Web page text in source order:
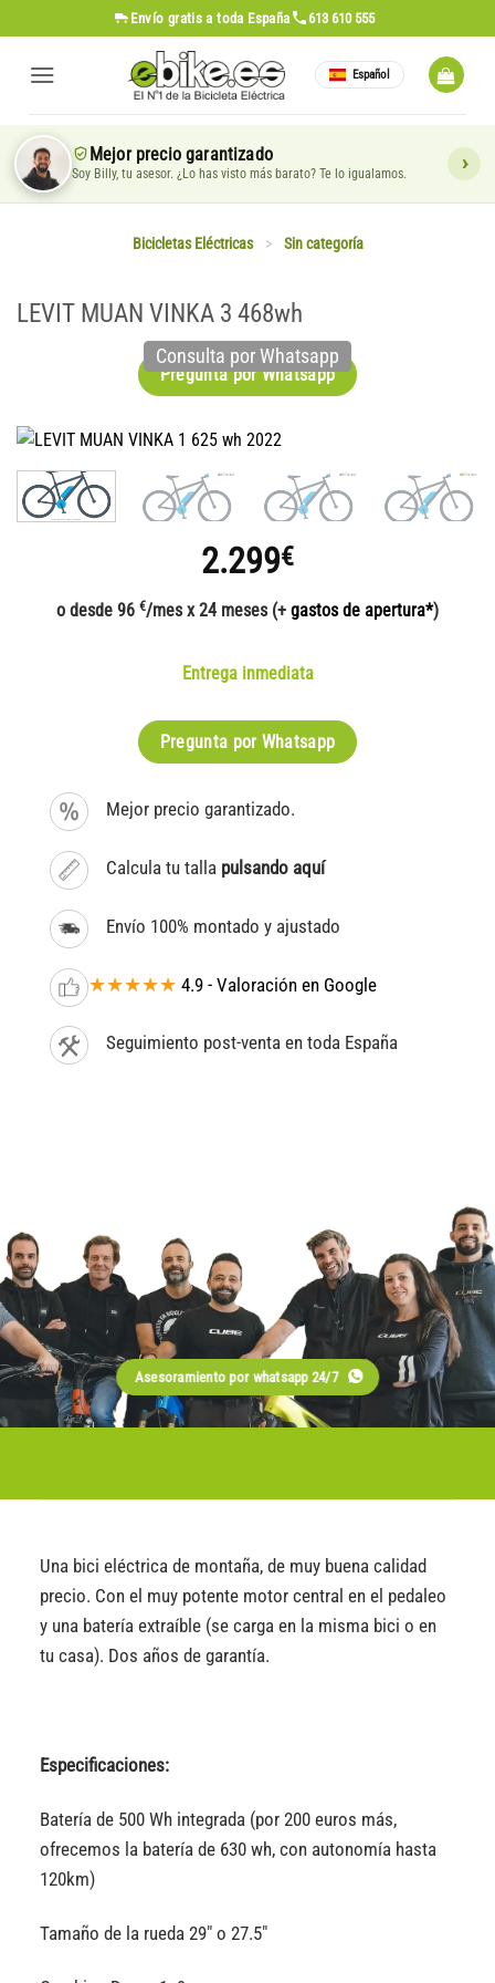
al
contenido
Envío gratis a toda España 613 610 555
Español
Mejor precio garantizado
Soy Billy, tu asesor. ¿Lo has visto más barato? Te lo igualamos.
Bicicletas Eléctricas > Sin categoría
LEVIT MUAN VINKA 3 468wh
Pregunta por Whatsapp
Consulta por Whatsapp
2.299€
o desde 96 €/mes x 24 meses (+ gastos de apertura*)
Entrega inmediata
Pregunta por Whatsapp
Mejor precio garantizado.
Calcula tu talla pulsando aquí
Envío 100% montado y ajustado
★★★★★ 4.9 - Valoración en Google
Seguimiento post-venta en toda España
Asesoramiento por whatsapp 24/7
Una bici eléctrica de montaña, de muy buena calidad
precio. Con el muy potente motor central en el pedaleo
y una batería extraíble (se carga en la misma bici o en
tu casa). Dos años de garantía.
Especificaciones:
Batería de 500 Wh integrada (por 200 euros más,
ofrecemos la batería de 630 wh, con autonomía hasta
120km)
Tamaño de la rueda 29″ o 27.5″